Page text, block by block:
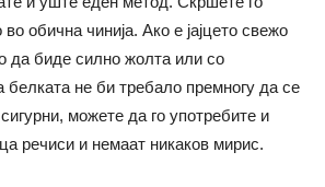
во обична чинија. Ако е јајцето свежо
да биде силно жолта или со
белката не би требало премногу да се
можете да го употребите и
речиси и немаат никаков мирис.